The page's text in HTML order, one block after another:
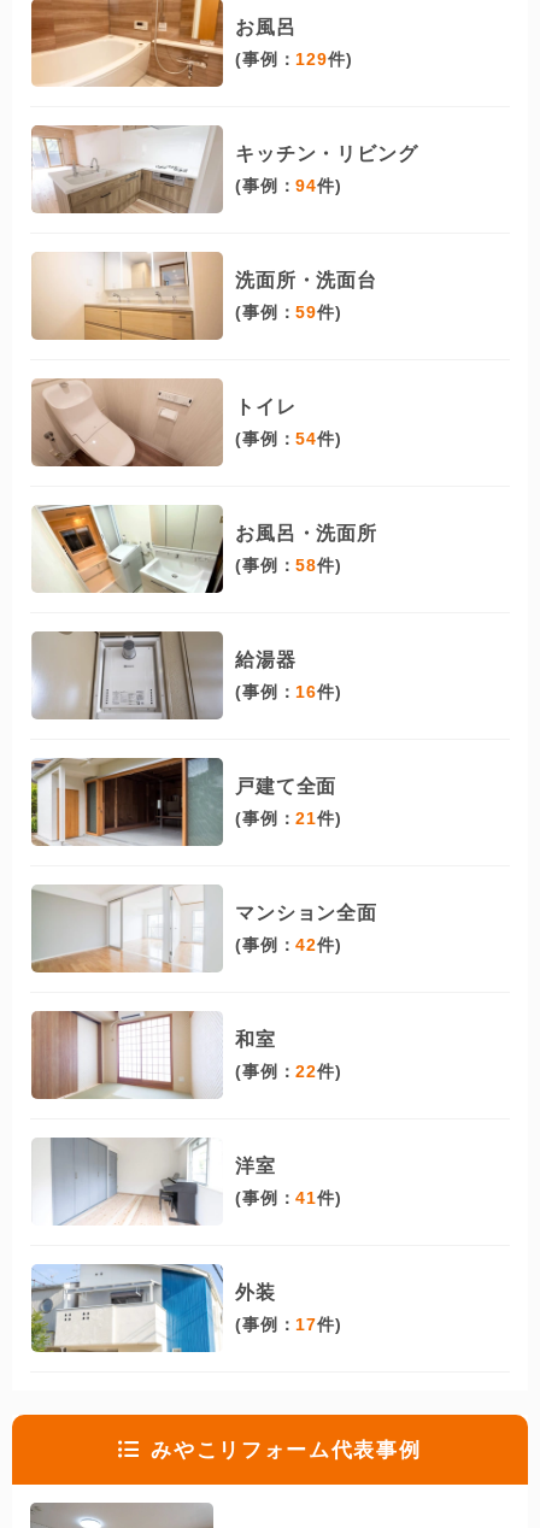
お風呂
(事例： 129件)
キッチン・リビング
(事例：94件)
洗面所・洗面台
(事例：59件)
トイレ
(事例：54件)
お風呂・洗面所
(事例：58件)
給湯器
(事例： 16件)
戸建て全面
(事例：21件)
マンション全面
(事例：42件)
和室
(事例：22件)
洋室
(事例：41件)
外装
(事例： 17件)
みやこリフォーム代表事例